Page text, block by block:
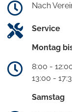
Nach
Service
Montag
8:00 -
13:00 -
Samstag